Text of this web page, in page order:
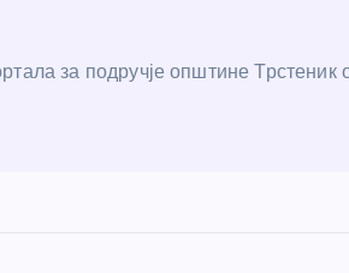
за подручје општине Трстеник